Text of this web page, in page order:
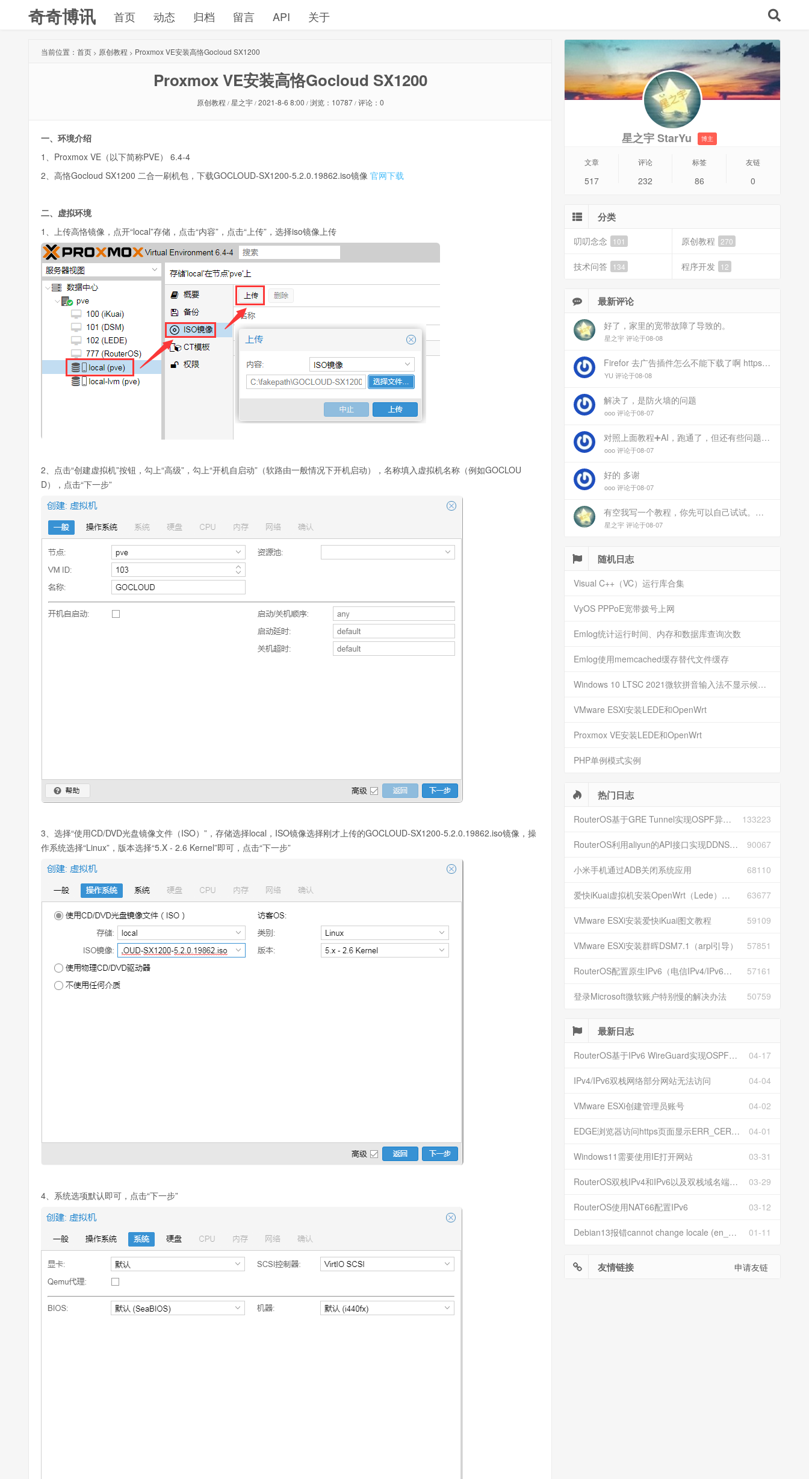
奇奇博讯 首页 动态 归档 留言 API 关于
当前位置： 首页 > 原创教程 > Proxmox VE安装高恪Gocloud SX1200
Proxmox VE安装高恪Gocloud SX1200
原创教程 / 星之宇 / 2021-8-6 8:00 / 浏览：10787 / 评论：0
一、环境介绍
1、Proxmox VE（以下简称PVE） 6.4-4
2、高恪Gocloud SX1200 二合一刷机包，下载GOCLOUD-SX1200-5.2.0.19862.iso镜像 官网下载
二、虚拟环境
1、上传高恪镜像，点开“local”存储，点击“内容”，点击“上传”，选择iso镜像上传
2、点击“创建虚拟机”按钮，勾上“高级”，勾上“开机自启动”（软路由一般情况下开机启动），名称填入虚拟机名称（例如GOCLOU
D），点击“下一步”
3、选择“使用CD/DVD光盘镜像文件（ISO）”，存储选择local，ISO镜像选择刚才上传的GOCLOUD-SX1200-5.2.0.19862.iso镜像，操
作系统选择“Linux”，版本选择“5.X - 2.6 Kernel”即可，点击“下一步”
4、系统选项默认即可，点击“下一步”
星之宇 StarYu 博主
文章
517
评论
232
标签
86
友链
0
分类
叨叨念念 101 原创教程 270
技术问答 134 程序开发 12
最新评论
好了，家里的宽带故障了导致的。
星之宇 评论于08-08
Firefor 去广告插件怎么不能下载了啊 https://www.77bx.com/312.html
YU 评论于08-08
解决了，是防火墙的问题
ooo 评论于08-07
对照上面教程➕AI，跑通了，但还有些问题：手机连上vpn后，部分家里内网的服务能访问（内网的Debian服务器可以），部分不能(routeros网页），不知道问题出在哪
ooo 评论于08-07
好的 多谢
ooo 评论于08-07
有空我写一个教程，你先可以自己试试。目前来说ipv6应该没问题的。
星之宇 评论于08-07
随机日志
Visual C++（VC）运行库合集
VyOS PPPoE宽带拨号上网
Emlog统计运行时间、内存和数据库查询次数
Emlog使用memcached缓存替代文件缓存
Windows 10 LTSC 2021微软拼音输入法不显示候选框
VMware ESXi安装LEDE和OpenWrt
Proxmox VE安装LEDE和OpenWrt
PHP单例模式实例
热门日志
133223
RouterOS基于GRE Tunnel实现OSPF异地组网
90067
RouterOS利用aliyun的API接口实现DDNS动态解析
68110
小米手机通过ADB关闭系统应用
63677
爱快iKuai虚拟机安装OpenWrt（Lede）并配置
59109
VMware ESXi安装爱快iKuai图文教程
57851
VMware ESXi安装群晖DSM7.1（arpl引导）
57161
RouterOS配置原生IPv6（电信IPv4/IPv6双栈）
50759
登录Microsoft微软账户特别慢的解决办法
最新日志
04-17
RouterOS基于IPv6 WireGuard实现OSPF异地组网
04-04
IPv4/IPv6双栈网络部分网站无法访问
04-02
VMware ESXi创建管理员账号
04-01
EDGE浏览器访问https页面显示ERR_CERT_INVALID且无法跳过继续访问
03-31
Windows11需要使用IE打开网站
03-29
RouterOS双栈IPv4和IPv6以及双栈域名端口映射
03-12
RouterOS使用NAT66配置IPv6
01-11
Debian13报错cannot change locale (en_US.UTF-8)
友情链接 申请友链